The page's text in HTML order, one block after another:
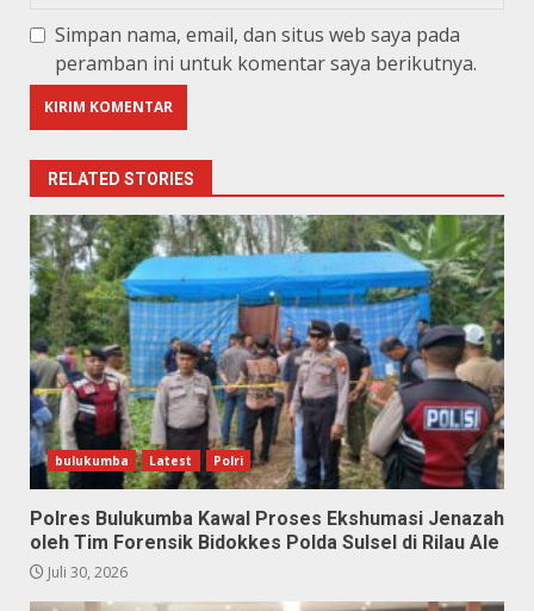
Simpan nama, email, dan situs web saya pada
peramban ini untuk komentar saya berikutnya.
RELATED STORIES
bulukumba Latest Polri
Polres Bulukumba Kawal Proses Ekshumasi Jenazah
oleh Tim Forensik Bidokkes Polda Sulsel di Rilau Ale
Juli 30, 2026